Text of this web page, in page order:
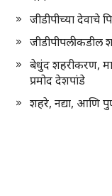
जीडीपीच्या
जीडीपीपलीकडील
बेधुंद शहरीकरण,
प्रमोद देशपांडे
शहरे, नद्या, आणि